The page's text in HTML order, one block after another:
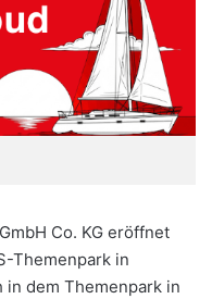
Co. KG eröffnet
Themenpark in
in dem Themenpark in